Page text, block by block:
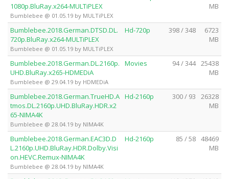
1080p.BluRay.x264-MULTiPLEX
Bumblebee @ 01.05.19 by MULTiPLEX
MB
Bumblebee.2018.German.DTSD.DL.
720p.BluRay.x264-MULTiPLEX
Bumblebee @ 01.05.19 by MULTiPLEX
Hd-720p 398 / 348
6723
MB
Bumblebee.2018.German.DL.2160p.
UHD.BluRay.x265-HDMEDiA
Bumblebee @ 29.04.19 by HDMEDiA
Movies 94 / 344 25438
MB
Bumblebee.2018.German.TrueHD.A
tmos.DL.2160p.UHD.BluRay.HDR.x2
65-NIMA4K
Bumblebee @ 28.04.19 by NIMA4K
Hd-2160p 300 / 93
26328
MB
Bumblebee.2018.German.EAC3D.D
L.2160p.UHD.BluRay.HDR.Dolby.Visi
on.HEVC.Remux-NIMA4K
Bumblebee @ 28.04.19 by NIMA4K
Hd-2160p 85 / 58 48469
MB